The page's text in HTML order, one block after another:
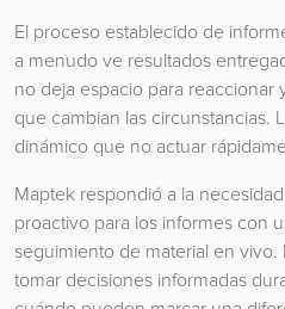
El proceso establecido de
a menudo ve resultados
no deja espacio para reaccionar
que cambian las circunstancias.
dinámico que no actuar
Maptek respondió a la
proactivo para los informes con
seguimiento de material en
tomar decisiones informadas